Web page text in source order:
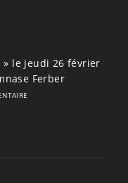
» le jeudi 26 février
Ferber